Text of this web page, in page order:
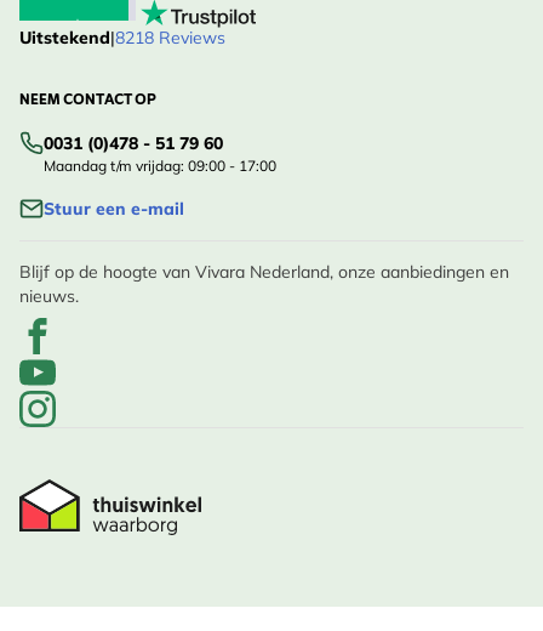
Uitstekend|8218 Reviews
NEEM CONTACT OP
0031 (0)478 - 51 79 60
Maandag t/m vrijdag: 09:00 - 17:00
Stuur een e-mail
Blijf op de hoogte van Vivara Nederland, onze aanbiedingen en
nieuws.